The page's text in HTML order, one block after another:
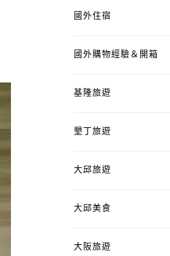
國外住宿
國外購物經驗＆開箱
基隆旅遊
墾丁旅遊
大邱旅遊
大邱美食
大阪旅遊